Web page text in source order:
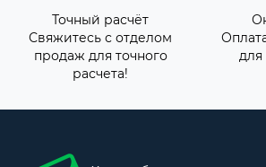
Точный расчёт
Свяжитесь с отделом
продаж для точного
расчета!
для